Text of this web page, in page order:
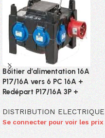
Boitier d’alimentation 16A
P17/16A vers 6 PC 16A +
Redépart P17/16A 3P +
DISTRIBUTION ELECTRIQUE
Se connecter pour voir les prix